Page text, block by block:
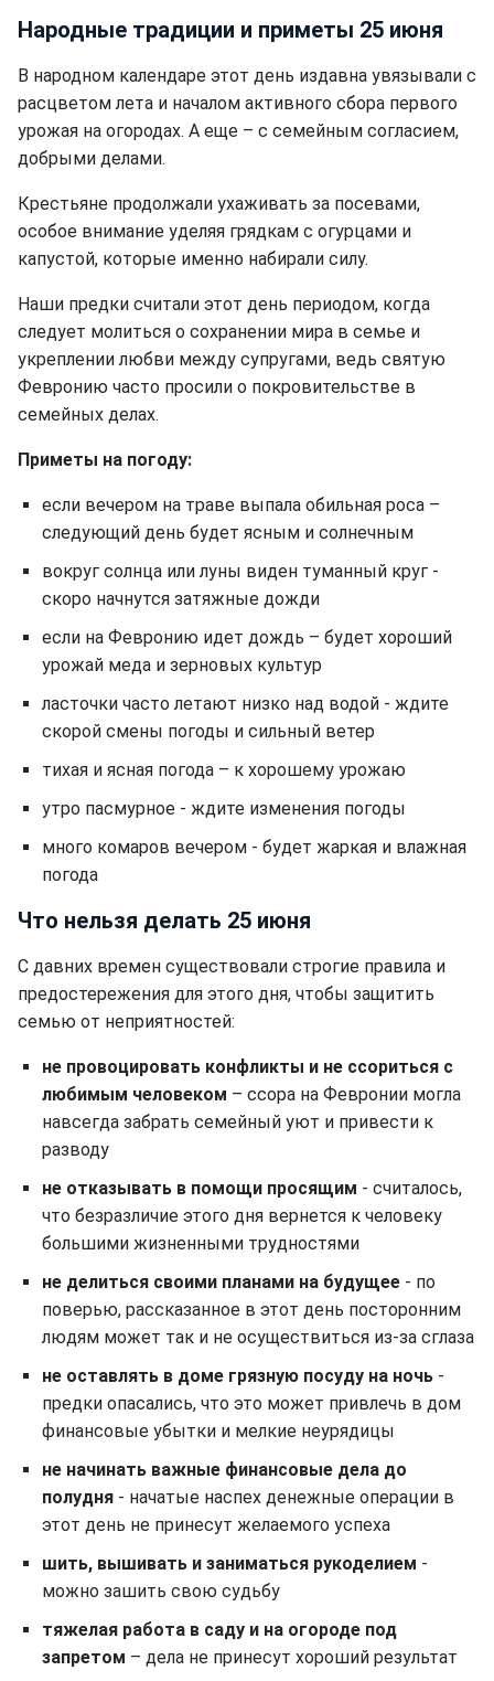
Народные традиции и приметы 25 июня
В народном календаре этот день издавна увязывали с
расцветом лета и началом активного сбора первого
урожая на огородах. А еще – с семейным согласием,
добрыми делами.
Крестьяне продолжали ухаживать за посевами,
особое внимание уделяя грядкам с огурцами и
капустой, которые именно набирали силу.
Наши предки считали этот день периодом, когда
следует молиться о сохранении мира в семье и
укреплении любви между супругами, ведь святую
Февронию часто просили о покровительстве в
семейных делах.
Приметы на погоду:
если вечером на траве выпала обильная роса –
следующий день будет ясным и солнечным
вокруг солнца или луны виден туманный круг -
скоро начнутся затяжные дожди
если на Февронию идет дождь – будет хороший
урожай меда и зерновых культур
ласточки часто летают низко над водой - ждите
скорой смены погоды и сильный ветер
тихая и ясная погода – к хорошему урожаю
утро пасмурное - ждите изменения погоды
много комаров вечером - будет жаркая и влажная
погода
Что нельзя делать 25 июня
С давних времен существовали строгие правила и
предостережения для этого дня, чтобы защитить
семью от неприятностей:
не провоцировать конфликты и не ссориться с
любимым человеком – ссора на Февронии могла
навсегда забрать семейный уют и привести к
разводу
не отказывать в помощи просящим - считалось,
что безразличие этого дня вернется к человеку
большими жизненными трудностями
не делиться своими планами на будущее - по
поверью, рассказанное в этот день посторонним
людям может так и не осуществиться из-за сглаза
не оставлять в доме грязную посуду на ночь -
предки опасались, что это может привлечь в дом
финансовые убытки и мелкие неурядицы
не начинать важные финансовые дела до
полудня - начатые наспех денежные операции в
этот день не принесут желаемого успеха
шить, вышивать и заниматься рукоделием -
можно зашить свою судьбу
тяжелая работа в саду и на огороде под
запретом – дела не принесут хороший результат